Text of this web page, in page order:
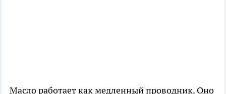
Масло работает как медленный проводник. Оно